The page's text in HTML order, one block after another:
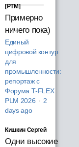
[PTM]
Примерно
ничего пока)
Единый
цифровой контур
для
промышленности:
репортаж с
Форума T‑FLEX
PLM 2026 · 2
days ago
Кишкин Сергей
Одни высокие